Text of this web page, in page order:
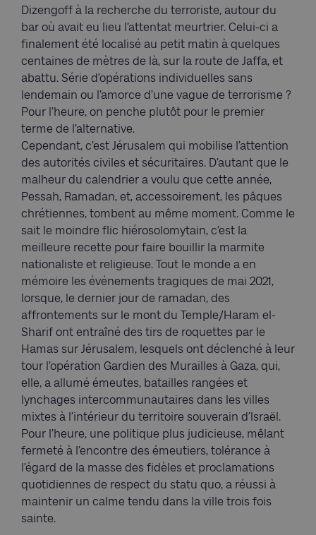
Dizengoff à la recherche du terroriste, autour du
bar où avait eu lieu l’attentat meurtrier. Celui-ci a
finalement été localisé au petit matin à quelques
centaines de mètres de là, sur la route de Jaffa, et
abattu. Série d’opérations individuelles sans
lendemain ou l’amorce d’une vague de terrorisme ?
Pour l’heure, on penche plutôt pour le premier
terme de l’alternative.
Cependant, c’est Jérusalem qui mobilise l’attention
des autorités civiles et sécuritaires. D’autant que le
malheur du calendrier a voulu que cette année,
Pessah, Ramadan, et, accessoirement, les pâques
chrétiennes, tombent au même moment. Comme le
sait le moindre flic hiérosolomytain, c’est la
meilleure recette pour faire bouillir la marmite
nationaliste et religieuse. Tout le monde a en
mémoire les événements tragiques de mai 2021,
lorsque, le dernier jour de ramadan, des
affrontements sur le mont du Temple/Haram el-
Sharif ont entraîné des tirs de roquettes par le
Hamas sur Jérusalem, lesquels ont déclenché à leur
tour l’opération Gardien des Murailles à Gaza, qui,
elle, a allumé émeutes, batailles rangées et
lynchages intercommunautaires dans les villes
mixtes à l’intérieur du territoire souverain d’Israël.
Pour l’heure, une politique plus judicieuse, mêlant
fermeté à l’encontre des émeutiers, tolérance à
l’égard de la masse des fidèles et proclamations
quotidiennes de respect du statu quo, a réussi à
maintenir un calme tendu dans la ville trois fois
sainte.